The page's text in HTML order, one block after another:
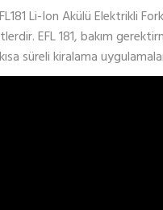
Li-Ion Akülü Elektrikli
EFL 181, bakım
süreli kiralama